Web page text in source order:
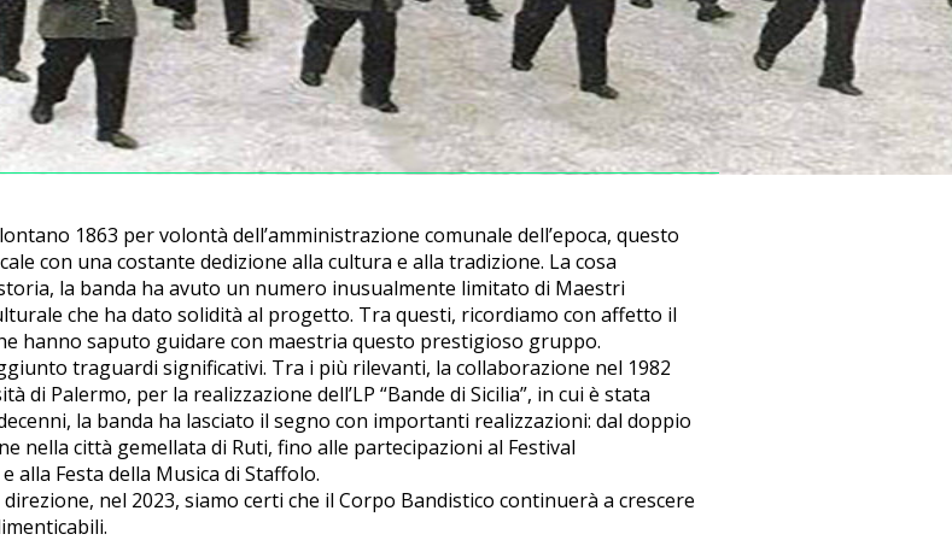
1863 per volontà dell’amministrazione comunale dell’epoca, questo
con una costante dedizione alla cultura e alla tradizione. La cosa
la banda ha avuto un numero inusualmente limitato di Maestri
che ha dato solidità al progetto. Tra questi, ricordiamo con affetto il
hanno saputo guidare con maestria questo prestigioso gruppo.
traguardi significativi. Tra i più rilevanti, la collaborazione nel 1982
di Palermo, per la realizzazione dell’LP “Bande di Sicilia”, in cui è stata
la banda ha lasciato il segno con importanti realizzazioni: dal doppio
nella città gemellata di Ruti, fino alle partecipazioni al Festival
alla Festa della Musica di Staffolo.
nel 2023, siamo certi che il Corpo Bandistico continuerà a crescere